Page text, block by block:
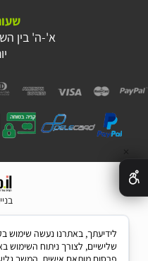
א'-ה' בין השעות
שלישיים, לצורך ניתוח השימוש